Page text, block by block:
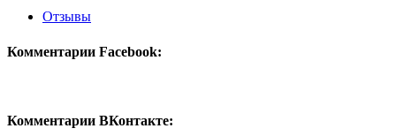
Отзывы
Комментарии Facebook:
Комментарии ВКонтакте: